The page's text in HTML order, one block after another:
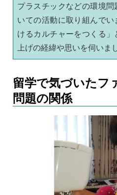
プラスチックなどの環境
いての活動に取り組んで
けるカルチャーをつくる
上げの経緯や思いを伺いま
留学で気づいたフ
問題の関係